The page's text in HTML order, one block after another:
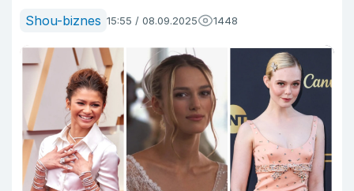
Shou-biznes 15:55 / 08.09.2025 1448